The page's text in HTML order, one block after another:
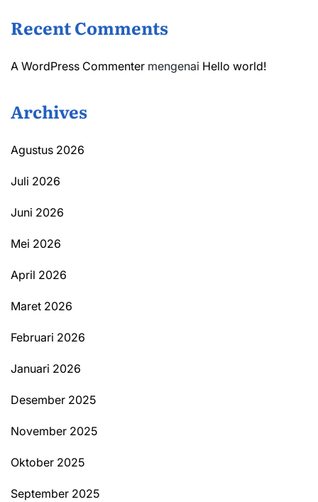
Recent Comments
A WordPress Commenter mengenai Hello world!
Archives
Agustus 2026
Juli 2026
Juni 2026
Mei 2026
April 2026
Maret 2026
Februari 2026
Januari 2026
Desember 2025
November 2025
Oktober 2025
September 2025